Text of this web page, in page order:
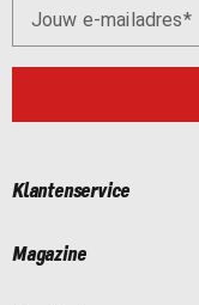
Jouw e-mailadres
Klantenservice
Magazine